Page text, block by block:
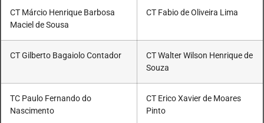
CT Márcio Henrique Barbosa
Maciel de Sousa
CT Fabio de Oliveira Lima
CT Gilberto Bagaiolo Contador
CT Walter Wilson Henrique de
Souza
TC Paulo Fernando do
Nascimento
CT Erico Xavier de Moares
Pinto